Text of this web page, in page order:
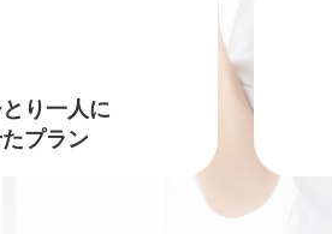
り一人に
プラン